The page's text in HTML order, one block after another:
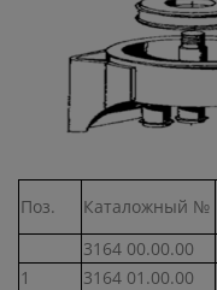
Поз. Каталожный №
3164 00.00.00
1
3164 01.00.00